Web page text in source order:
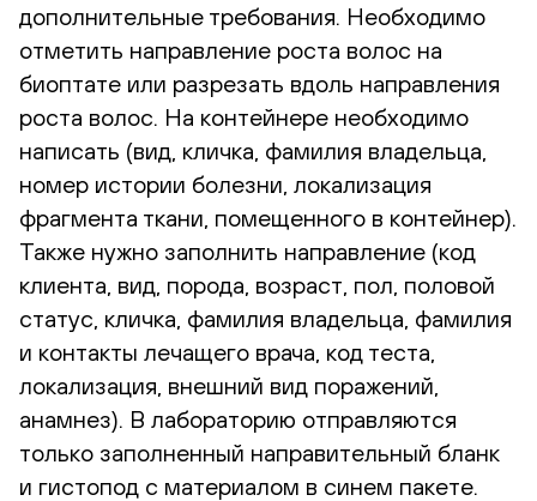
дополнительные требования. Необходимо
отметить направление роста волос на
биоптате или разрезать вдоль направления
роста волос. На контейнере необходимо
написать (вид, кличка, фамилия владельца,
номер истории болезни, локализация
фрагмента ткани, помещенного в контейнер).
Также нужно заполнить направление (код
клиента, вид, порода, возраст, пол, половой
статус, кличка, фамилия владельца, фамилия
и контакты лечащего врача, код теста,
локализация, внешний вид поражений,
анамнез). В лабораторию отправляются
только заполненный направительный бланк
и гистопод с материалом в синем пакете.